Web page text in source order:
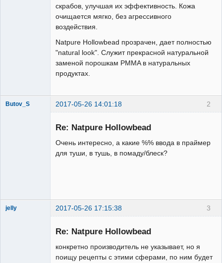
скрабов, улучшая их эффективность. Кожа
очищается мягко, без агрессивного
воздействия.
Natpure Hollowbead прозрачен, дает полностью
"natural look". Служит прекрасной натуральной
заменой порошкам PMMA в натуральных
продуктах.
2
Butov_S 2017-05-26 14:01:18
Re: Natpure Hollowbead
Очень интересно, а какие %% ввода в праймер
для туши, в тушь, в помаду/блеск?
3
jelly 2017-05-26 17:15:38
Re: Natpure Hollowbead
конкретно производитель не указывает, но я
поищу рецепты с этими сферами, по ним будет